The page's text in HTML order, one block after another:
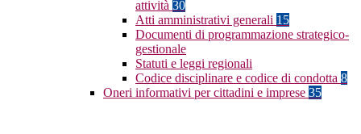
attività 30
Atti amministrativi generali 15
Documenti di programmazione strategico-
gestionale
Statuti e leggi regionali
Codice disciplinare e codice di condotta 8
Oneri informativi per cittadini e imprese 35